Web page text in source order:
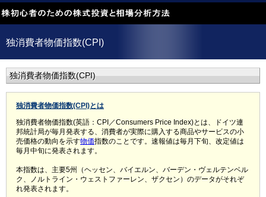
独消費者物価指数(CPI)
独消費者物価指数(CPI)
独消費者物価指数(CPI)とは
独消費者物価指数(英語：CPI／Consumers Price Index)とは、ドイツ連
邦統計局が毎月発表する、消費者が実際に購入する商品やサービスの小
売価格の動向を示す物価指数のことです。速報値は毎月下旬、改定値は
毎月中旬に発表されます。
本指数は、主要5州（ヘッセン、バイエルン、バーデン・ヴェルテンベル
ク、ノルトライン・ウェストファーレン、ザクセン）のデータがそれぞ
れ発表されます。